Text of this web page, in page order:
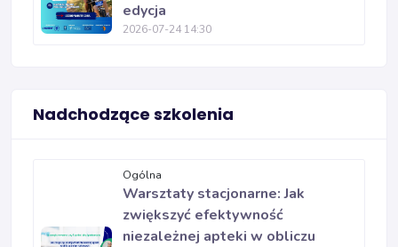
edycja
2026-07-24 14:30
Nadchodzące szkolenia
Ogólna
Warsztaty stacjonarne: Jak
zwiększyć efektywność
niezależnej apteki w obliczu